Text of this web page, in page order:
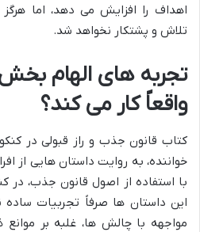
اهداف را افزایش می دهد، اما
تلاش و پشتکار نخواهد شد.
تجربه های الهام
واقعاً کار می کند؟
کتاب قانون جذب و راز قبولی در
خواننده، به روایت داستان هایی از
با استفاده از اصول قانون جذب، در
این داستان ها صرفاً تجربیات ساده
مواجهه با چالش ها، غلبه بر